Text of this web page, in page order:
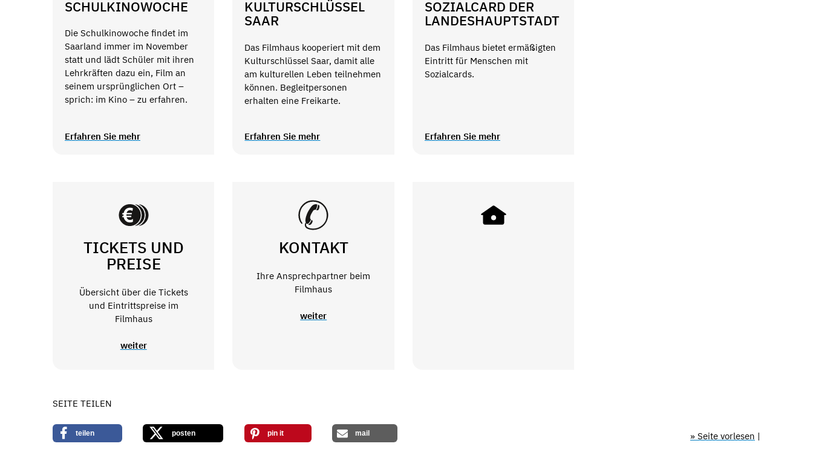
SCHULKINOWOCHE
Die Schulkinowoche findet im
Saarland immer im November
statt und lädt Schüler mit ihren
Lehrkräften dazu ein, Film an
seinem ursprünglichen Ort –
sprich: im Kino – zu erfahren.
Erfahren Sie mehr
KULTURSCHLÜSSEL
SAAR
Das Filmhaus kooperiert mit dem
Kulturschlüssel Saar, damit alle
am kulturellen Leben teilnehmen
können. Begleitpersonen
erhalten eine Freikarte.
Erfahren Sie mehr
SOZIALCARD DER
LANDESHAUPTSTADT
Das Filmhaus bietet ermäßigten
Eintritt für Menschen mit
Sozialcards.
Erfahren Sie mehr
TICKETS UND
PREISE
Übersicht über die Tickets
und Eintrittspreise im
Filmhaus
weiter
KONTAKT
Ihre Ansprechpartner beim
Filmhaus
weiter
SEITE TEILEN
teilen posten pin it mail » Seite vorlesen |